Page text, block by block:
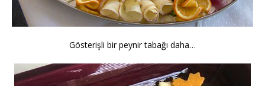
Gösterişli bir peynir tabağı daha…